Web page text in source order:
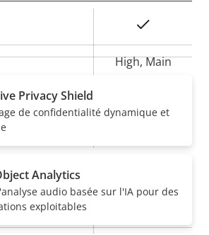
la
propriété
High, Main
Valeur de
la
audio
Privacy Shield
de confidentialité dynamique et
Analytics
audio basée sur l'IA pour des
exploitables